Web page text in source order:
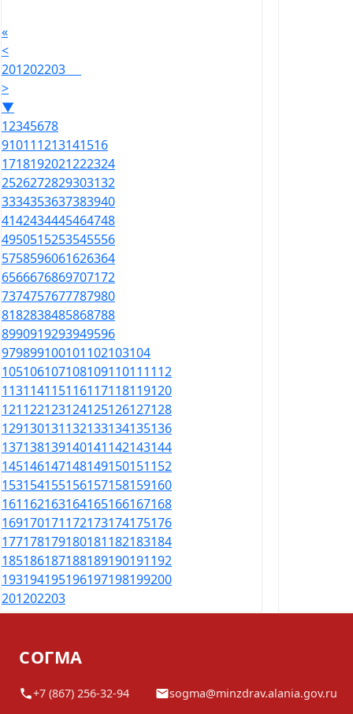
«
<
201202203
>
▼
12345678
910111213141516
1718192021222324
2526272829303132
3334353637383940
4142434445464748
4950515253545556
5758596061626364
6566676869707172
7374757677787980
8182838485868788
8990919293949596
979899100101102103104
105106107108109110111112
113114115116117118119120
121122123124125126127128
129130131132133134135136
137138139140141142143144
145146147148149150151152
153154155156157158159160
161162163164165166167168
169170171172173174175176
177178179180181182183184
185186187188189190191192
193194195196197198199200
201202203
СОГМА
+7 (867) 256-32-94 sogma@minzdrav.alania.gov.ru